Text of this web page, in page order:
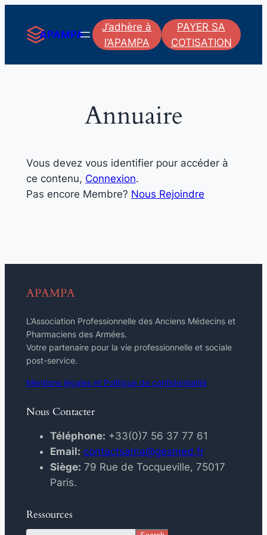
contenu
APAMPA
J’adhère à
l’APAMPA
PAYER SA
COTISATION
Annuaire
Vous devez vous identifier pour accéder à
ce contenu, Connexion.
Pas encore Membre? Nous Rejoindre
APAMPA
L’Association Professionnelle des Anciens Médecins et
Pharmaciens des Armées.
Votre partenaire pour la vie professionnelle et sociale
post-service.
Mentions légales et Politique de confidentialité
Nous Contacter
Téléphone: +33(0)7 56 37 77 61
Email: contactsama@gesmed.fr
Siège: 79 Rue de Tocqueville, 75017
Paris.
Ressources